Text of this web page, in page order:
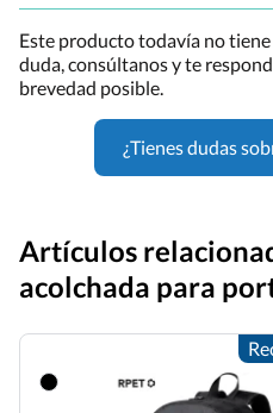
Este producto todavía no
duda, consúltanos y te
brevedad posible.
¿Tienes dudas
Artículos
acolchada para